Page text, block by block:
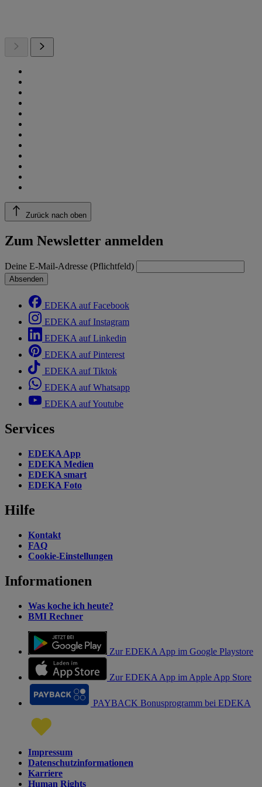
Zurück nach oben
Zum Newsletter anmelden
Deine E-Mail-Adresse (Pflichtfeld)
Absenden
EDEKA auf Facebook
EDEKA auf Instagram
EDEKA auf Linkedin
EDEKA auf Pinterest
EDEKA auf Tiktok
EDEKA auf Whatsapp
EDEKA auf Youtube
Services
EDEKA App
EDEKA Medien
EDEKA smart
EDEKA Foto
Hilfe
Kontakt
FAQ
Cookie-Einstellungen
Informationen
Was koche ich heute?
BMI Rechner
Zur EDEKA App im Google Playstore
Zur EDEKA App im Apple App Store
PAYBACK Bonusprogramm bei EDEKA
Impressum
Datenschutzinformationen
Karriere
Human Rights